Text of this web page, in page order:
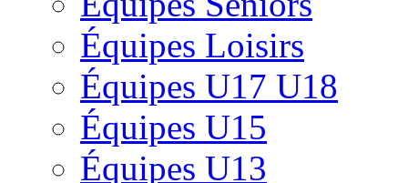
Équipes Loisirs
Équipes U17 U18
Équipes U15
Équipes U13